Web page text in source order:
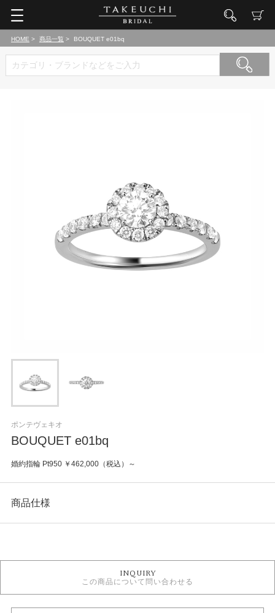
HOME 商品一覧 BOUQUET e01bq
ポンテヴェキオ
BOUQUET e01bq
婚約指輪 Pt950 ￥462,000（税込）～
商品仕様
婚約指輪
婚約指輪 エタニティ
婚約指輪 ストレート
INQUIRY
この商品について問い合わせる